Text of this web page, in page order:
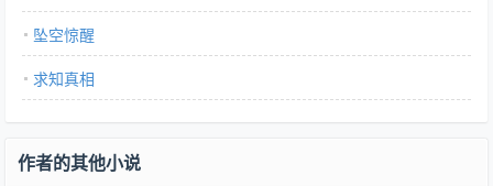
坠空惊醒
求知真相
作者的其他小说